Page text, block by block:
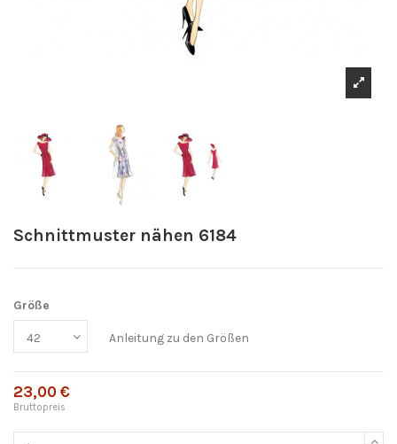
Schnittmuster nähen 6184
Größe
Anleitung zu den Größen
23,00 €
Bruttopreis